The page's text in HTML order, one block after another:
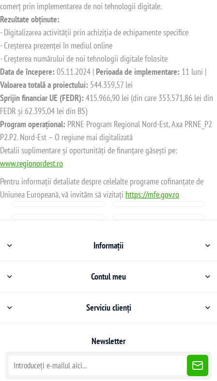
comerț prin implementarea de noi tehnologii digitale.
Rezultate obținute:
- Digitalizarea activității prin achiziția de echipamente specifice
- Creșterea prezenței în mediul online
- Creșterea numărului de noi tehnologii digitale folosite
Data de începere: 05.11.2024 | Perioada de implementare: 11 luni |
Valoarea totală a proiectului: 544.359,57 lei
Sprijin financiar UE (FEDR): 415.966,90 lei (din care 353.571,86 lei din
FEDR și 62.395,04 lei din BS)
Program operațional: PRNE Program Regional Nord-Est, Axa PRNE_P2
P2.P2. Nord-Est – O regiune mai digitalizată
Detalii suplimentare și oportunități de finanțare găsești pe:
www.regionordest.ro
Pentru informații detaliate despre celelalte programe cofinanțate de
Uniunea Europeană, vă invităm să vizitați https://mfe.gov.ro
Informații
Contul meu
Serviciu clienți
Newsletter